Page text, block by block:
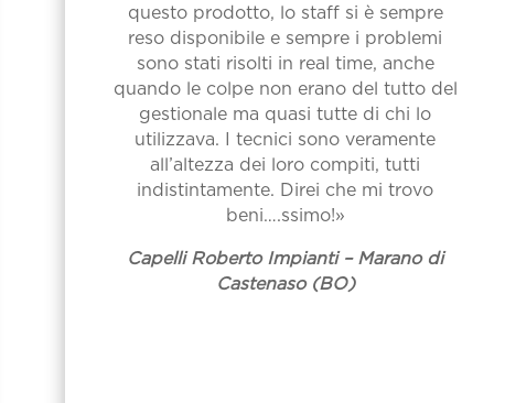
questo prodotto, lo staff si è sempre
reso disponibile e sempre i problemi
sono stati risolti in real time, anche
quando le colpe non erano del tutto del
gestionale ma quasi tutte di chi lo
utilizzava. I tecnici sono veramente
all’altezza dei loro compiti, tutti
indistintamente. Direi che mi trovo
beni….ssimo!»
Capelli Roberto Impianti – Marano di
Castenaso (BO)